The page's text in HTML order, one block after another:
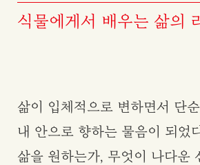
식물에게서 배우는 삶의
삶이 입체적으로 변하면서 단
내 안으로 향하는 물음이 되었
삶을 원하는가, 무엇이 나다운